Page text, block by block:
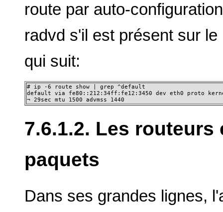
route par auto-
radvd s'il est présent sur
qui suit:
# ip -6 route show | grep ^default
default via fe80::212:34ff:fe12:3450 dev eth0 proto
¬ 29sec mtu 1500 advmss 1440
7.6.1.2. Les
paquets
Dans ses grandes lignes,